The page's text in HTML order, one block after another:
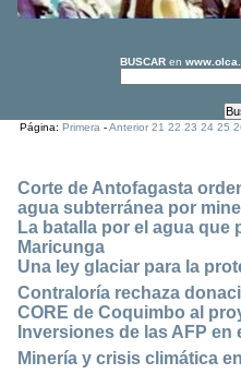
BUSCAR en
Página:Primera -Anterior 21 22 23 24 25
Corte de Antofagasta
agua subterránea por
La batalla por el agua
Maricunga
Una ley glaciar para la
Contraloría rechaza
CORE de Coquimbo al
Inversiones de las AFP
Minería y crisis climática